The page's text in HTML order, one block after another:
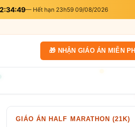
— Hết hạn 23h59 09/08/2026
🎁 NHẬN GIÁO ÁN MIỄN PHÍ
GIÁO ÁN HALF MARATHON (21K)